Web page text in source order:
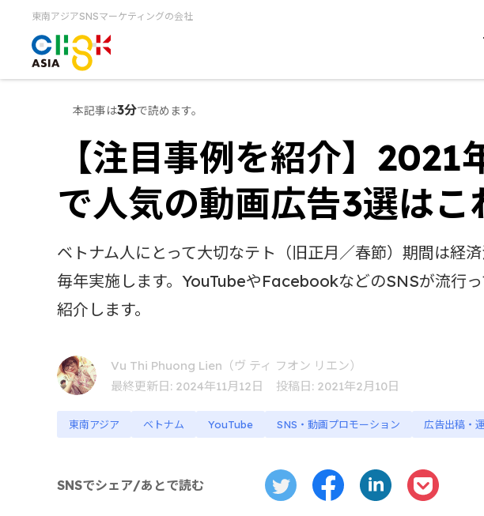
東南アジアSNSマーケティングの会社
本記事は3分で読めます。
【注目事例を紹介】
で人気の動画広告3選はこ
ベトナム人にとって大切なテト（旧正月／春節）期間は経
毎年実施します。YouTubeやFacebookなどのSNSが流行
紹介します。
Vu Thi Phuong Lien（ヴ ティ フオン リエン）
最終更新日: 2024年11月12日
投稿日: 2021年2月10日
東南アジア ベトナム YouTube SNS・動画プロモーション 広告出稿・
SNSでシェア/あとで読む